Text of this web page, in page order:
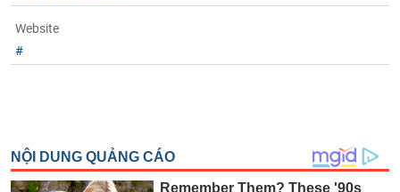
Website
#viết
Báo
cáo